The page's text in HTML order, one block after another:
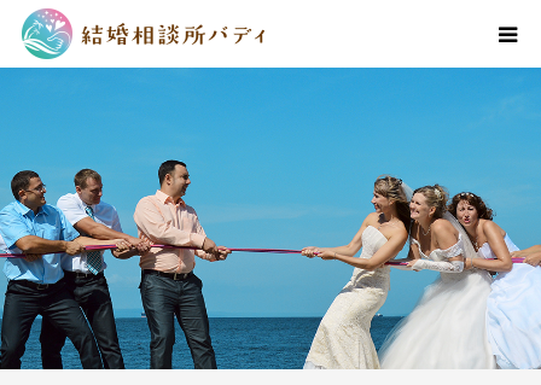
バディ式婚活メソッド
ご成婚までの流れ
料金・サービス